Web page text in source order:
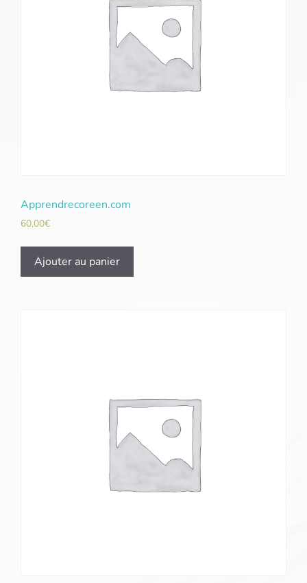
Apprendrecoreen.com
60,00€
Ajouter au panier